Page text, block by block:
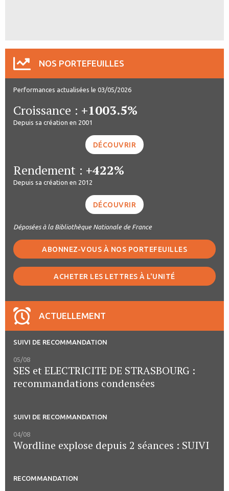
NOS PORTEFEUILLES
Performances actualisées le 03/05/2026
Croissance : +1003.5%
Depuis sa création en 2001
DÉCOUVRIR
Rendement : +422%
Depuis sa création en 2012
DÉCOUVRIR
Déposées à la Bibliothèque Nationale de France
ABONNEZ-VOUS À NOS PORTEFEUILLES
ACHETER LES LETTRES À L'UNITÉ
ACTUELLEMENT
SUIVI DE RECOMMANDATION
05/08
SES et ELECTRICITE DE STRASBOURG :
recommandations condensées
SUIVI DE RECOMMANDATION
04/08
Wordline explose depuis 2 séances : SUIVI
RECOMMANDATION